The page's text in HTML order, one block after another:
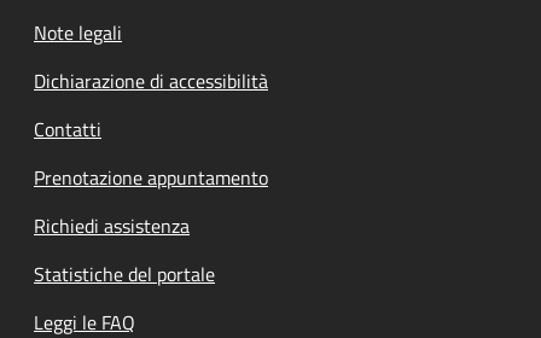
Note legali
Dichiarazione di accessibilità
Contatti
Prenotazione appuntamento
Richiedi assistenza
Statistiche del portale
Leggi le FAQ